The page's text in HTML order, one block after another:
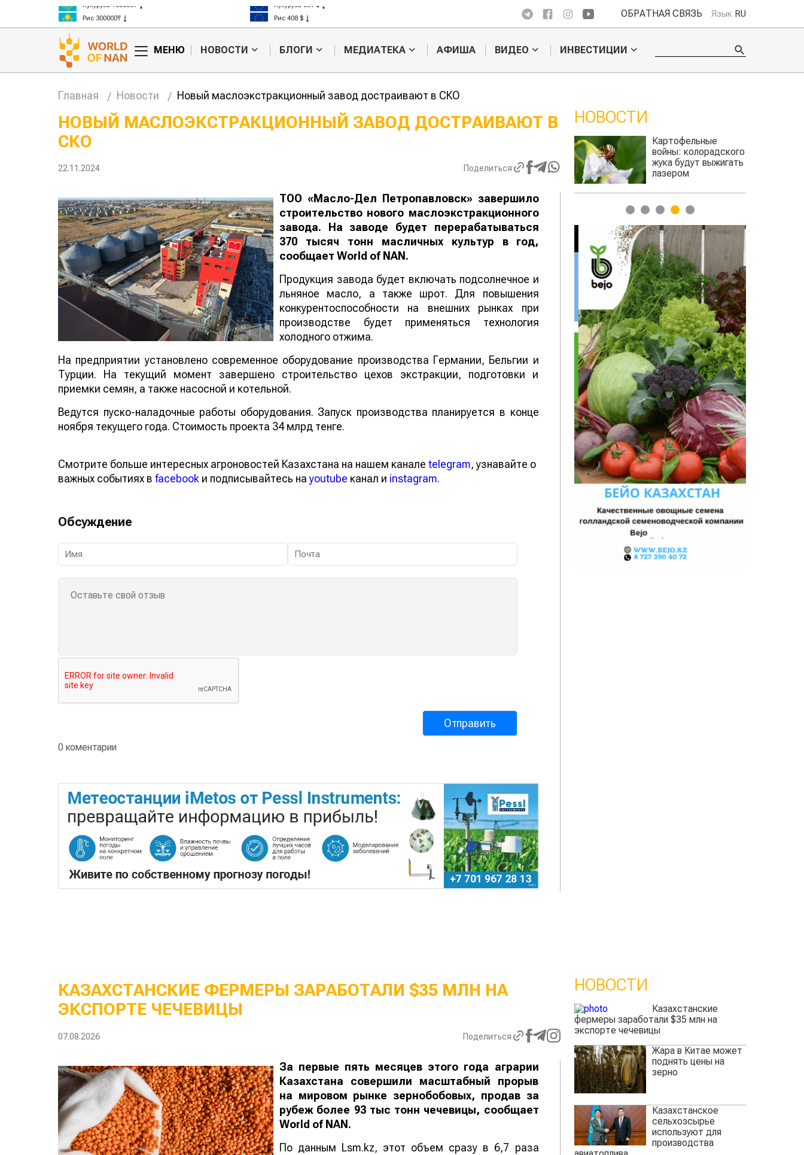
Кукуруза 150000₸
Рис 300000₸
Кукуруза 301 $
Рис 408 $
ОБРАТНАЯ СВЯЗЬ Язык RU
МЕНЮ НОВОСТИ БЛОГИ МЕДИАТЕКА АФИША ВИДЕО ИНВЕСТИЦИИ
Главная Новости Новый маслоэкстракционный завод достраивают в СКО
НОВЫЙ МАСЛОЭКСТРАКЦИОННЫЙ ЗАВОД ДОСТРАИВАЮТ В
СКО
22.11.2024 Поделиться
ТОО «Масло-Дел Петропавловск» завершило
строительство нового маслоэкстракционного
завода. На заводе будет перерабатываться
370 тысяч тонн масличных культур в год,
сообщает World of NAN.
Продукция завода будет включать подсолнечное и
льняное масло, а также шрот. Для повышения
конкурентоспособности на внешних рынках при
производстве будет применяться технология
холодного отжима.
На предприятии установлено современное оборудование производства Германии, Бельгии и
Турции. На текущий момент завершено строительство цехов экстракции, подготовки и
приемки семян, а также насосной и котельной.
Ведутся пуско-наладочные работы оборудования. Запуск производства планируется в конце
ноября текущего года. Стоимость проекта 34 млрд тенге.
Смотрите больше интересных агроновостей Казахстана на нашем канале telegram, узнавайте о
важных событиях в facebook и подписывайтесь наyoutube канал и instagram.
Обсуждение
0 коментарии
НОВОСТИ
экспорте чечевицы
используют для
производства
Картофельные
войны: колорадского
жука будут выжигать
лазером
1 2 3 4 5
КАЗАХСТАНСКИЕ ФЕРМЕРЫ ЗАРАБОТАЛИ $35 МЛН НА
ЭКСПОРТЕ ЧЕЧЕВИЦЫ
07.08.2026 Поделиться
За первые пять месяцев этого года аграрии
Казахстана совершили масштабный прорыв
на мировом рынке зернобобовых, продав за
рубеж более 93 тыс тонн чечевицы, сообщает
World of NAN .
По данным Lsm.kz, этот объем сразу в 6,7 раза
НОВОСТИ
Казахстанские
фермеры заработали $35 млн на
экспорте чечевицы
Жара в Китае может
поднять цены на
зерно
Казахстанское
сельхозсырье
используют для
производства